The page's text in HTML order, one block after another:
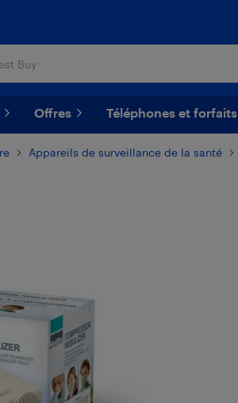
Offres Téléphones et forfaits
Appareils de surveillance de la santé